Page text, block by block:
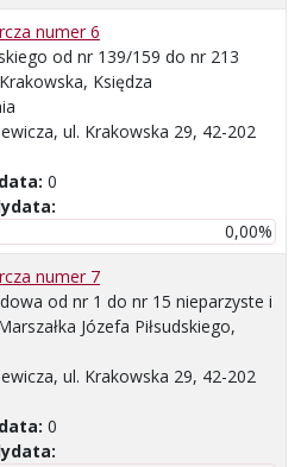
numer 6
od nr 139/159 do nr 213
Księdza
ul. Krakowska 29, 42-202
0
0,00%
numer 7
od nr 1 do nr 15 nieparzyste i
Józefa Piłsudskiego,
ul. Krakowska 29, 42-202
0